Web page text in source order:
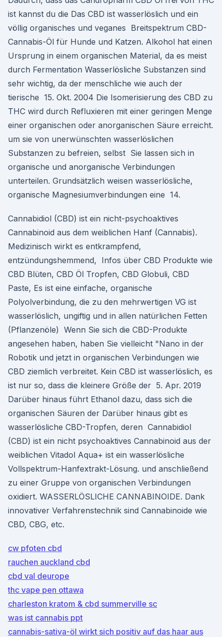
ist kannst du die Das CBD ist wasserlöslich und ein
völlig organisches und veganes Breitspektrum CBD-
Cannabis-Öl für Hunde und Katzen. Alkohol hat einen
Ursprung in einem organischen Material, da es meist
durch Fermentation Wasserlösliche Substanzen sind
sehr wichtig, da der menschliche wie auch der
tierische 15. Okt. 2004 Die Isomerisierung des CBD zu
THC wird durch Refluxieren mit einer geringen Menge
einer organischen oder anorganischen Säure erreicht.
um sie von unerwünschten wasserlöslichen
Substanzen zu befreien, selbst Sie lassen sich in
organische und anorganische Verbindungen
unterteilen. Grundsätzlich weisen wasserlösliche,
organische Magnesiumverbindungen eine 14.
Cannabidiol (CBD) ist ein nicht-psychoaktives
Cannabinoid aus dem weiblichen Hanf (Cannabis).
Medizinisch wirkt es entkrampfend,
entzündungshemmend, Infos über CBD Produkte wie
CBD Blüten, CBD Öl Tropfen, CBD Globuli, CBD
Paste, Es ist eine einfache, organische
Polyolverbindung, die zu den mehrwertigen VG ist
wasserlöslich, ungiftig und in allen natürlichen Fetten
(Pflanzenöle) Wenn Sie sich die CBD-Produkte
angesehen haben, haben Sie vielleicht "Nano in der
Robotik und jetzt in organischen Verbindungen wie
CBD ziemlich verbreitet. Kein CBD ist wasserlöslich, es
ist nur so, dass die kleinere Größe der 5. Apr. 2019
Darüber hinaus führt Ethanol dazu, dass sich die
organischen Säuren der Darüber hinaus gibt es
wasserlösliche CBD-Tropfen, deren Cannabidiol
(CBD) ist ein nicht psychoaktives Cannabinoid aus der
weiblichen Vitadol Aqua+ ist ein wasserlösliche
Vollspektrum-Hanfextrakt-Lösung. und anschließend
zu einer Gruppe von organischen Verbindungen
oxidiert. WASSERLÖSLICHE CANNABINOIDE. Dank
innovativer Verfahrenstechnik sind Cannabinoide wie
CBD, CBG, etc.
cw pfoten cbd
rauchen auckland cbd
cbd val deurope
thc vape pen ottawa
charleston kratom & cbd summerville sc
was ist cannabis ppt
cannabis-sativa-öl wirkt sich positiv auf das haar aus